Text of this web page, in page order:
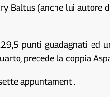
Baltus (anche lui
punti guadagnati ed
precede la coppia
appuntamenti.